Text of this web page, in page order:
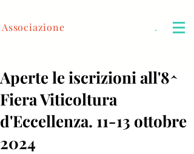
Associazione .
Aperte le iscrizioni all'8^
Fiera Viticoltura
d'Eccellenza. 11-13 ottobre
2024